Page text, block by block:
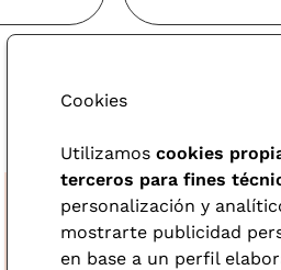
confort visual.
Cookies
Utilizamos cookies
terceros para fines
personalización y
mostrarte publicidad
en base a un perfil